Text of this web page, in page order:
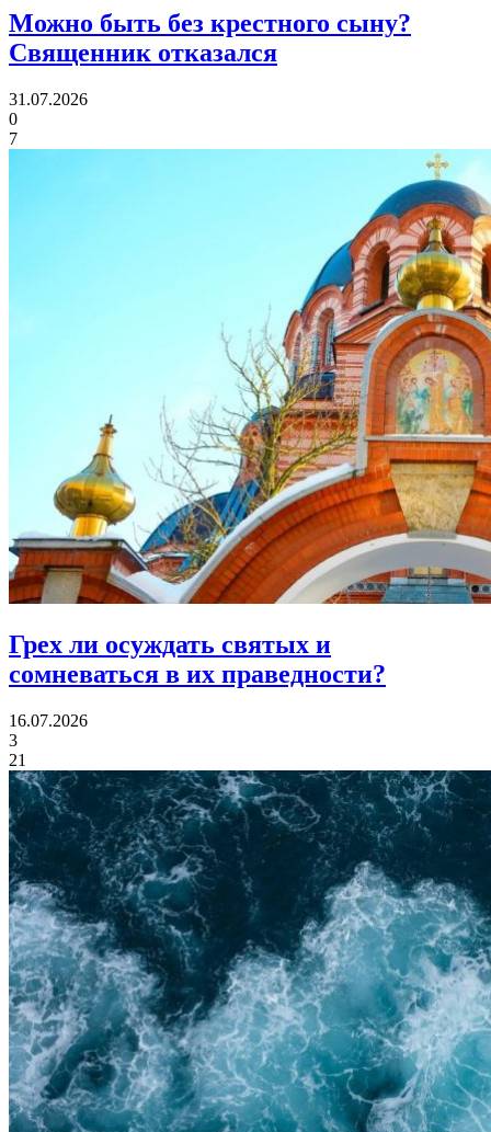
Можно быть без крестного сыну?
Священник отказался
31.07.2026
0
7
Грех ли осуждать святых и
сомневаться в их праведности?
16.07.2026
3
21